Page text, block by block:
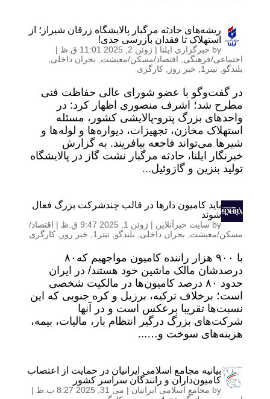
ریشه‌های حادثه مرگبار پالایشگاه زرقان شیراز؛ از
استهلاک تا فقدان بازرسی جدی!
by خبرگزاری ایلنا | ژوئن 2, 2025 11:01 ق.ظ
|
اجتماعی/فرهنگی
اقتصاد/مسکن/معیشت بحران داخلی
بلندگو تیتر1 خبر روز کارگری
در گفت‌وگو با عضو شورای عالی حفاظت فنی
مطرح شد؛ اشرف منصوری اظهار کرد: در
واحدهای بزرگ پترو-پالایشی کشور، مسئله
استهلاک مخازن، تجهیزات، دیواره‌ها و لوله‌ها و
شیرها می‌تواند فاجعه بیافریند. به گزارش
خبرنگار ایلنا، حادثه مرگبار نشت گاز در پالایشگاه
تولید بنزین و گازوئیل...
باید کامیون دارها در قالب چندشرکت بزرگ فعال
شوند
by سایت خبرآنلاین | ژوئن 1, 2025 9:47 ق.ظ | اقتصاد/
مسکن/معیشت
بحران داخلی بلندگو تیتر1 خبر روز کارگری
با ۹۰۰ هزار راننده کامیون مواجهیم که۸۰
درصدشان مالک ماشین خود هستند/ در ایران
حدود ۸۰ درصد کامیون‌ها در مالکیت شخصی
است؛ برخلاف ترکیه، برزیل و کره جنوبی که این
نسبت‌ها تقریبا برعکس است و در آنها
شرکت‌های بزرگ درگیر انتظام بار، مالیات، بیمه،
هزینه‌های سوخت و…...
بیانیه مجامع اسلامی ایرانیان در حمایت از اعتصاب
کامیون‌داران و رانندگان سراسر کشور
by مجامع اسلامی ایرانیان | می 31, 2025 8:27 ب.ظ
|